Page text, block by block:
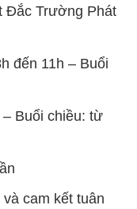
Đắc Trường Phát
đến 11h – Buổi
Buổi chiều: từ
cam kết tuân